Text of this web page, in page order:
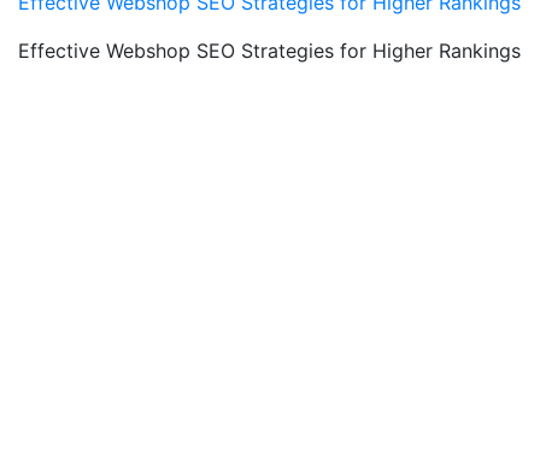
Effective Webshop SEO Strategies for Higher Rankings